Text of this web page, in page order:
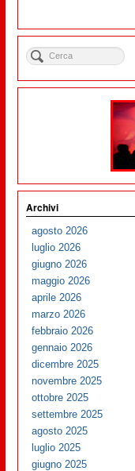
Archivi
agosto 2026
luglio 2026
giugno 2026
maggio 2026
aprile 2026
marzo 2026
febbraio 2026
gennaio 2026
dicembre 2025
novembre 2025
ottobre 2025
settembre 2025
agosto 2025
luglio 2025
giugno 2025